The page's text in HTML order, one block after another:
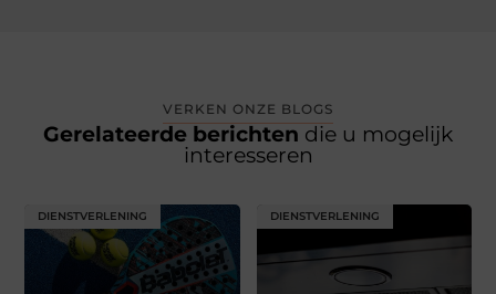
VERKEN ONZE BLOGS
Gerelateerde berichten die u mogelijk
interesseren
DIENSTVERLENING DIENSTVERLENING